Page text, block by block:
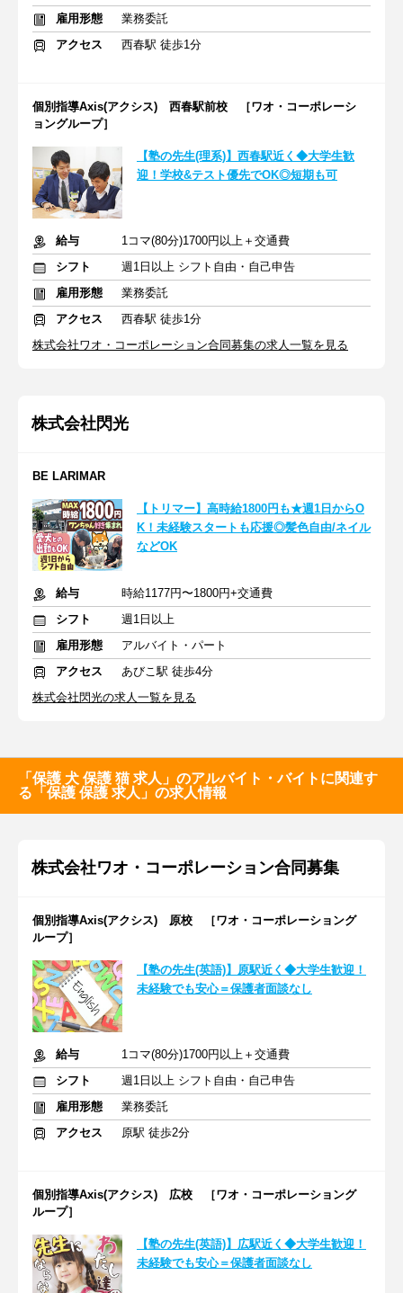
雇用形態
業務委託
アクセス
西春駅 徒歩1分
個別指導Axis(アクシス) 西春駅前校 ［ワオ・コーポレーシ
ョングループ］
【塾の先生(理系)】西春駅近く◆大学生歓
迎！学校&テスト優先でOK◎短期も可
給与
1コマ(80分)1700円以上＋交通費
シフト
週1日以上 シフト自由・自己申告
雇用形態
業務委託
アクセス
西春駅 徒歩1分
株式会社ワオ・コーポレーション合同募集の求人一覧を見る
株式会社閃光
BE LARIMAR
【トリマー】高時給1800円も★週1日からO
K！未経験スタートも応援◎髪色自由/ネイル
などOK
給与
時給1177円〜1800円+交通費
シフト
週1日以上
雇用形態
アルバイト・パート
アクセス
あびこ駅 徒歩4分
株式会社閃光の求人一覧を見る
「保護 犬 保護 猫 求人」のアルバイト・バイトに関連す
る「保護 保護 求人」の求人情報
株式会社ワオ・コーポレーション合同募集
個別指導Axis(アクシス) 原校 ［ワオ・コーポレーショング
ループ］
【塾の先生(英語)】原駅近く◆大学生歓迎！
未経験でも安心＝保護者面談なし
給与
1コマ(80分)1700円以上＋交通費
シフト
週1日以上 シフト自由・自己申告
雇用形態
業務委託
アクセス
原駅 徒歩2分
個別指導Axis(アクシス) 広校 ［ワオ・コーポレーショング
ループ］
【塾の先生(英語)】広駅近く◆大学生歓迎！
未経験でも安心＝保護者面談なし